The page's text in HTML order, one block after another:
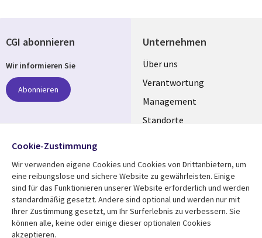
Unternehmen
Useful
links
GERMANY
Über uns
Verantwortung
Management
Standorte
Mediathek Rechtliches
CGI abonnieren
Wir informieren Sie
Abonnieren
Folgen Sie uns
Social
Media
GERMANY
Cookie-Zustimmung
Wir verwenden eigene Cookies und Cookies von Drittanbietern, um
eine reibungslose und sichere Website zu gewährleisten. Einige
sind für das Funktionieren unserer Website erforderlich und werden
standardmäßig gesetzt. Andere sind optional und werden nur mit
Ihrer Zustimmung gesetzt, um Ihr Surferlebnis zu verbessern. Sie
können alle, keine oder einige dieser optionalen Cookies
akzeptieren.